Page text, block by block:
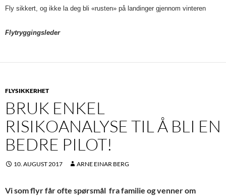
Fly sikkert, og ikke la deg bli «rusten» på landinger gjennom vinteren
Flytryggingsleder
FLYSIKKERHET
BRUK ENKEL
RISIKOANALYSE TIL Å BLI EN
BEDRE PILOT!
10. AUGUST 2017 ARNE EINAR BERG
Vi som flyr får ofte spørsmål fra familie og venner om